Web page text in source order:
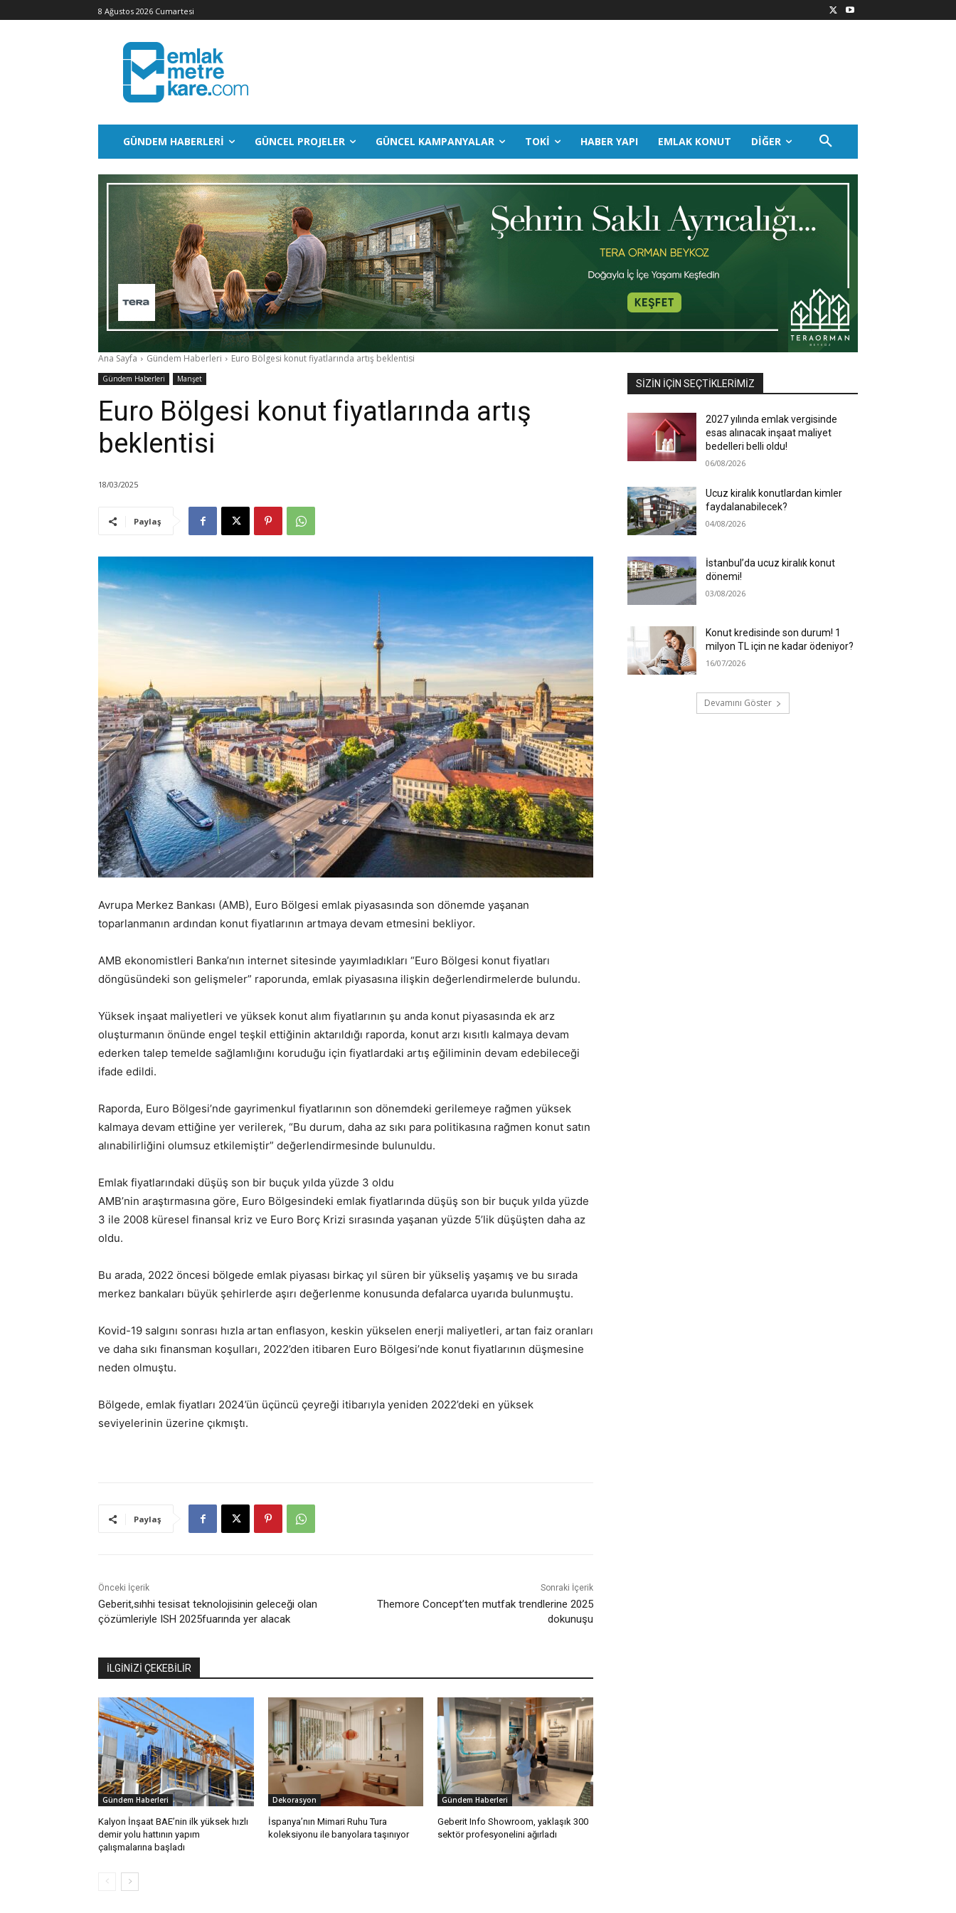
8 Ağustos 2026 Cumartesi
GÜNDEM HABERLERI GÜNCEL PROJELER GÜNCEL KAMPANYALAR TOKİ HABER YAPI EMLAK KONUT DIĞER
Ana Sayfa Gündem Haberleri Euro Bölgesi konut fiyatlarında artış beklentisi
Gündem Haberleri Manşet
Euro Bölgesi konut fiyatlarında artış
beklentisi
18/03/2025
Paylaş
Avrupa Merkez Bankası (AMB), Euro Bölgesi emlak piyasasında son dönemde yaşanan
toparlanmanın ardından konut fiyatlarının artmaya devam etmesini bekliyor.
AMB ekonomistleri Banka’nın internet sitesinde yayımladıkları “Euro Bölgesi konut fiyatları
döngüsündeki son gelişmeler” raporunda, emlak piyasasına ilişkin değerlendirmelerde bulundu.
Yüksek inşaat maliyetleri ve yüksek konut alım fiyatlarının şu anda konut piyasasında ek arz
oluşturmanın önünde engel teşkil ettiğinin aktarıldığı raporda, konut arzı kısıtlı kalmaya devam
ederken talep temelde sağlamlığını koruduğu için fiyatlardaki artış eğiliminin devam edebileceği
ifade edildi.
Raporda, Euro Bölgesi’nde gayrimenkul fiyatlarının son dönemdeki gerilemeye rağmen yüksek
kalmaya devam ettiğine yer verilerek, “Bu durum, daha az sıkı para politikasına rağmen konut satın
alınabilirliğini olumsuz etkilemiştir” değerlendirmesinde bulunuldu.
Emlak fiyatlarındaki düşüş son bir buçuk yılda yüzde 3 oldu
AMB’nin araştırmasına göre, Euro Bölgesindeki emlak fiyatlarında düşüş son bir buçuk yılda yüzde
3 ile 2008 küresel finansal kriz ve Euro Borç Krizi sırasında yaşanan yüzde 5’lik düşüşten daha az
oldu.
Bu arada, 2022 öncesi bölgede emlak piyasası birkaç yıl süren bir yükseliş yaşamış ve bu sırada
merkez bankaları büyük şehirlerde aşırı değerlenme konusunda defalarca uyarıda bulunmuştu.
Kovid-19 salgını sonrası hızla artan enflasyon, keskin yükselen enerji maliyetleri, artan faiz oranları
ve daha sıkı finansman koşulları, 2022’den itibaren Euro Bölgesi’nde konut fiyatlarının düşmesine
neden olmuştu.
Bölgede, emlak fiyatları 2024’ün üçüncü çeyreği itibarıyla yeniden 2022’deki en yüksek
seviyelerinin üzerine çıkmıştı.
Paylaş
Önceki İçerik
Geberit,sıhhi tesisat teknolojisinin geleceği olan
çözümleriyle ISH 2025fuarında yer alacak
Sonraki İçerik
Themore Concept’ten mutfak trendlerine 2025
dokunuşu
İLGİNİZİ ÇEKEBİLİR
Gündem Haberleri
Kalyon İnşaat BAE’nin ilk yüksek hızlı
demir yolu hattının yapım
çalışmalarına başladı
Dekorasyon
İspanya’nın Mimari Ruhu Tura
koleksiyonu ile banyolara taşınıyor
Gündem Haberleri
Geberit Info Showroom, yaklaşık 300
sektör profesyonelini ağırladı
SIZIN İÇIN SEÇTIKLERIMIZ
2027 yılında emlak vergisinde
esas alınacak inşaat maliyet
bedelleri belli oldu!
06/08/2026
Ucuz kiralık konutlardan kimler
faydalanabilecek?
04/08/2026
İstanbul’da ucuz kiralık konut
dönemi!
03/08/2026
Konut kredisinde son durum! 1
milyon TL için ne kadar ödeniyor?
16/07/2026
Devamını Göster